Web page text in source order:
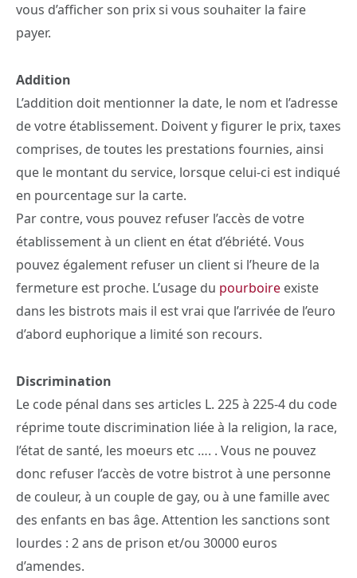
vous d’afficher son prix si vous souhaiter la faire
payer.
Addition
L’addition doit mentionner la date, le nom et l’adresse
de votre établissement. Doivent y figurer le prix, taxes
comprises, de toutes les prestations fournies, ainsi
que le montant du service, lorsque celui-ci est indiqué
en pourcentage sur la carte.
Par contre, vous pouvez refuser l’accès de votre
établissement à un client en état d’ébriété. Vous
pouvez également refuser un client si l’heure de la
fermeture est proche. L’usage du pourboire existe
dans les bistrots mais il est vrai que l’arrivée de l’euro
d’abord euphorique a limité son recours.
Discrimination
Le code pénal dans ses articles L. 225 à 225-4 du code
réprime toute discrimination liée à la religion, la race,
l’état de santé, les moeurs etc …. . Vous ne pouvez
donc refuser l’accès de votre bistrot à une personne
de couleur, à un couple de gay, ou à une famille avec
des enfants en bas âge. Attention les sanctions sont
lourdes : 2 ans de prison et/ou 30000 euros
d’amendes.